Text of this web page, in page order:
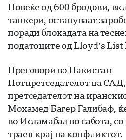
Повеќе од 600 бродови,
танкери, остануваат
поради блокадата на
податоците од Lloyd’s
Преговори во Пакистан
Потпретседателот на
претседателот на
Мохамед Багер Галибаф,
во Исламабад во сабота,
траен крај на конфликтот.